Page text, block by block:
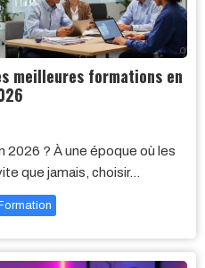
meilleures formations en
? À une époque où les
que jamais, choisir…